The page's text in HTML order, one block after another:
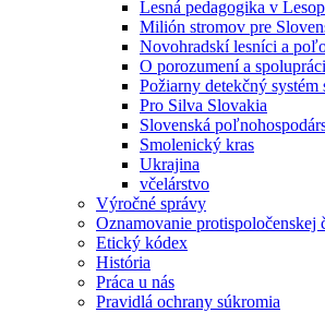
Lesná pedagogika v
Milión stromov pre
Novohradskí lesníci a
O porozumení a
Požiarny detekčný systém
Pro Silva Slovakia
Slovenská
Smolenický kras
Ukrajina
včelárstvo
Výročné správy
Oznamovanie protispoločenskej
Etický kódex
História
Práca u nás
Pravidlá ochrany súkromia